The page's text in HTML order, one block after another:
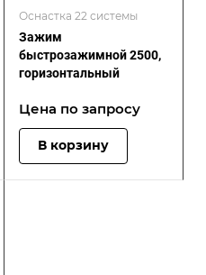
Оснастка 22 системы
Зажим
быстрозажимной 2500,
горизонтальный
Цена по запросу
В корзину